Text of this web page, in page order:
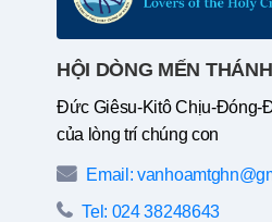
HỘI DÒNG MẾN
Đức Giêsu-Kitô Chịu-Đóng-
của lòng trí chúng con
Email:
Tel: 024 38248643